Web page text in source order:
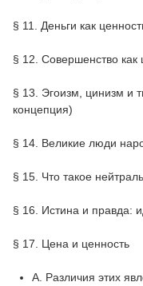
§ 11. Деньги как
§ 12. Совершенство как
§ 13. Эгоизм, цинизм и
концепция)
§ 14. Великие люди
§ 15. Что такое
§ 16. Истина и правда:
§ 17. Цена и ценность
А. Различия этих